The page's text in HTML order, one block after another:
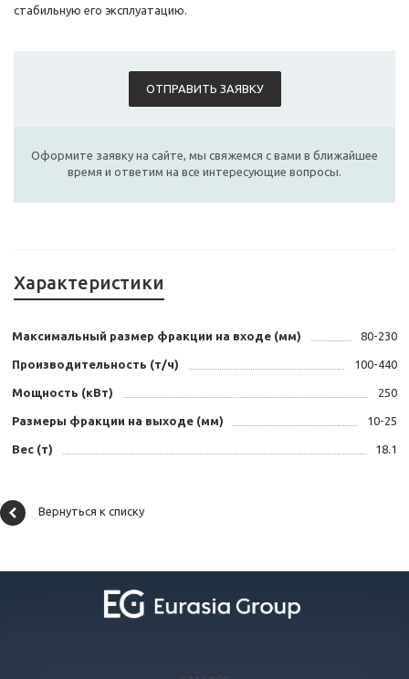
стабильную его эксплуатацию.
ОТПРАВИТЬ ЗАЯВКУ
Оформите заявку на сайте, мы свяжемся с вами в ближайшее
время и ответим на все интересующие вопросы.
Характеристики
Максимальный размер фракции на входе (мм) 80-230
Производительность (т/ч) 100-440
Мощность (кВт) 250
Размеры фракции на выходе (мм) 10-25
Вес (т) 18.1
Вернуться к списку